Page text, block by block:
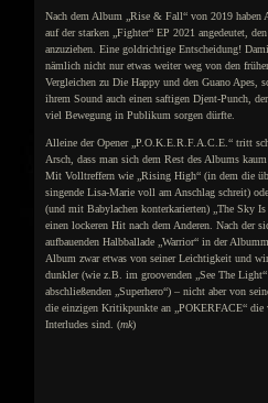
Nach dem Album „Rise & Fall“ von 2019 haben
auf der starken „Fighter“ EP 2021 angedeutet,
anzuziehen. Eine goldrichtige Entscheidung!
nämlich nicht nur etwas weiter weg von den
Vergleichen zu Die Happy und den Guano Apes,
ihrem Sound auch einen saftigen Djent-Punch,
viel Bewegung in Publikum sorgen dürfte.
Alleine der Opener „P.O.K.E.R.F.A.C.E.“ tritt
Arsch, dass man sich dem Rest des Albums kaum
Mit Volltreffern wie „Rising High“ (in dem die
singende Lisa-Marie voll am Anschlag schreit)
(und mit Babylachen konterkarierten) „The Sky
einen lockeren Hit nach dem Anderen. Nach der
aufbauenden Halbballade „Warrior“ in der
Album zwar etwas von seiner Leichtigkeit und
dunkler (wie z.B. im groovenden „See The Light“
abschließenden „Superhero“) – nicht aber von
die einzigen Kritikpunkte an „POKERFACE“ die
Interludes sind. (mk)